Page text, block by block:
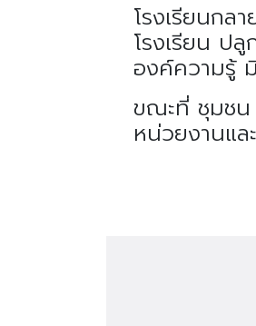
โรงเรียนกล
โรงเรียน ป
องค์ความรู้
ขณะที่ ชุมชน
หน่วยงานแล